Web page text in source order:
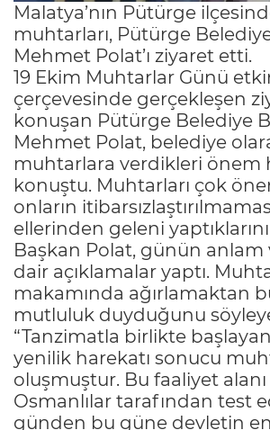
Malatya’nın Pütürge
muhtarları, Pütürge
Mehmet Polat’ı ziyaret etti.
19 Ekim Muhtarlar Günü
çerçevesinde gerçekleşen
konuşan Pütürge Belediye
Mehmet Polat, belediye
muhtarlara verdikleri önem
konuştu. Muhtarları çok
onların
ellerinden geleni
Başkan Polat, günün
dair açıklamalar yaptı.
makamında ağırlamaktan
mutluluk duyduğunu
“Tanzimatla birlikte
yenilik harekatı sonucu
oluşmuştur. Bu faaliyet
Osmanlılar tarafından test
günden bu güne devletin